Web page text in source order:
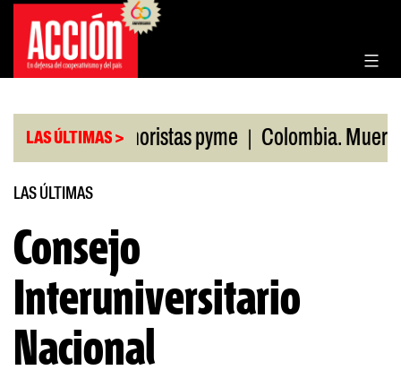
Saltar
contenido
LAS ÚLTIMAS >
ventas minoristas pyme | Colombia. Muertos
LAS ÚLTIMAS
Consejo
Interuniversitario
Nacional